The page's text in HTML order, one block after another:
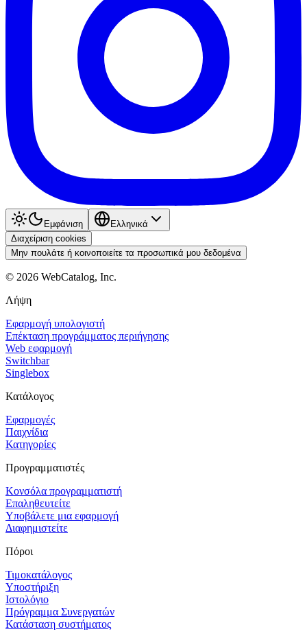
Εμφάνιση
Ελληνικά
Διαχείριση cookies
Μην πουλάτε ή κοινοποιείτε τα προσωπικά μου δεδομένα
© 2026 WebCatalog, Inc.
Λήψη
Εφαρμογή υπολογιστή
Επέκταση προγράμματος περιήγησης
Web εφαρμογή
Switchbar
Singlebox
Κατάλογος
Εφαρμογές
Παιχνίδια
Κατηγορίες
Προγραμματιστές
Κονσόλα προγραμματιστή
Επαληθευτείτε
Υποβάλετε μια εφαρμογή
Διαφημιστείτε
Πόροι
Τιμοκατάλογος
Υποστήριξη
Ιστολόγιο
Πρόγραμμα Συνεργατών
Κατάσταση συστήματος